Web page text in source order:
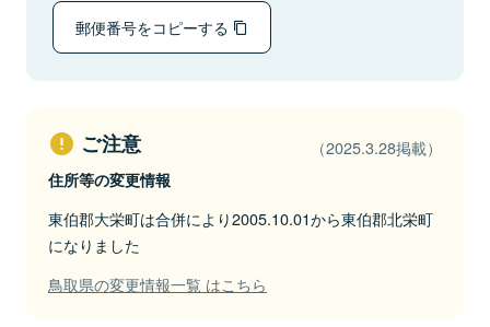
郵便番号をコピーする
ご注意 （2025.3.28掲載）
住所等の変更情報
東伯郡大栄町は合併により2005.10.01から東伯郡北栄町
になりました
鳥取県の変更情報一覧 はこちら